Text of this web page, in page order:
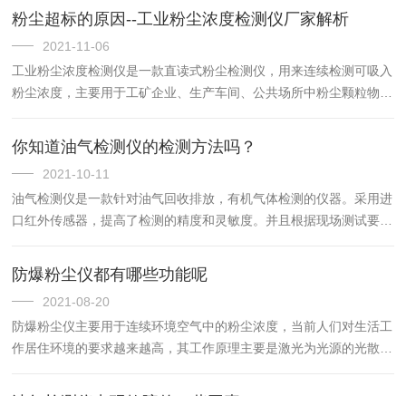
增加氮肥的利用率，并可保护环境（防止施加过多的氮肥而使环境...
粉尘超标的原因--工业粉尘浓度检测仪厂家解析
2021-11-06
工业粉尘浓度检测仪是一款直读式粉尘检测仪，用来连续检测可吸入
粉尘浓度，主要用于工矿企业、生产车间、公共场所中粉尘颗粒物
境保护领域可吸入尘浓度的监测。粉尘排放超标有多方面的原因...
你知道油气检测仪的检测方法吗？
2021-10-11
油气检测仪是一款针对油气回收排放，有机气体检测的仪器。采用进
口红外传感器，提高了检测的精度和灵敏度。并且根据现场测试要
拟量输出，可与数显表、电脑、PLC机等终端设备进行友好的连接
传...
防爆粉尘仪都有哪些功能呢
2021-08-20
防爆粉尘仪主要用于连续环境空气中的粉尘浓度，当前人们对生活工
作居住环境的要求越来越高，其工作原理主要是激光为光源的光散射
卫生工程学，大气污染研究等。下面让我们来了解一下粉尘仪都有